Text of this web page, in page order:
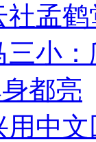
社孟
小
都亮
中